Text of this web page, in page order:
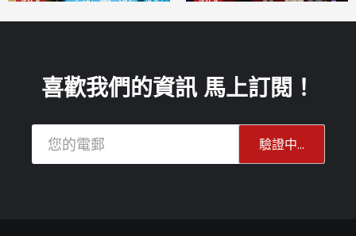
喜歡我們的資訊 馬上訂閱！